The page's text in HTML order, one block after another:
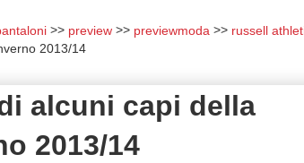
preview previewmoda
russell
2013/14
alcuni capi della
2013/14